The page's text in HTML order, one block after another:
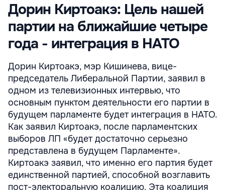
Дорин Киртоакэ: Цель нашей
партии на ближайшие четыре
года - интеграция в НАТО
Дорин Киртоакэ, мэр Кишинева, вице-
председатель Либеральной Партии, заявил в
одном из телевизионных интервью, что
основным пунктом деятельности его партии в
будущем парламенте будет интеграция в НАТО.
Как заявил Киртоакэ, после парламентских
выборов ЛП «будет достаточно серьезно
представлена в будущем Парламенте».
Киртоакэ заявил, что именно его партия будет
единственной партией, способной возглавить
пост-электоральную коалицию. Эта коалиция